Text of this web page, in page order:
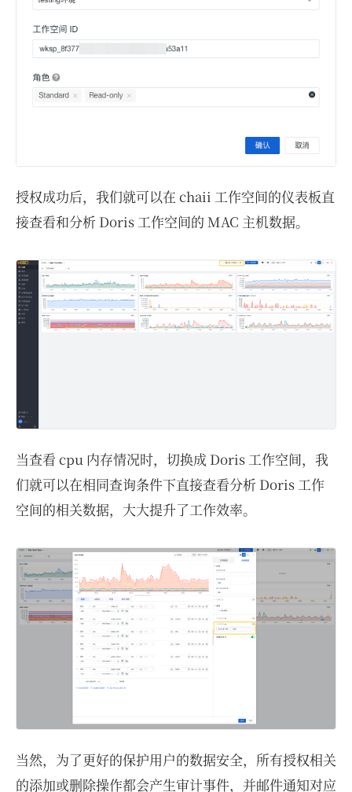
授权成功后，我们就可以在 chaii 工作空间的仪表板直
接查看和分析 Doris 工作空间的 MAC 主机数据。
当查看 cpu 内存情况时，切换成 Doris 工作空间，我
们就可以在相同查询条件下直接查看分析 Doris 工作
空间的相关数据，大大提升了工作效率。
当然，为了更好的保护用户的数据安全，所有授权相关
的添加或删除操作都会产生审计事件，并邮件通知对应